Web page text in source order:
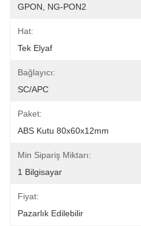
GPON, NG-PON2
Hat:
Tek Elyaf
Bağlayıcı:
SC/APC
Paket:
ABS Kutu 80x60x12mm
Min Sipariş Miktarı:
1 Bilgisayar
Fiyat:
Pazarlık Edilebilir